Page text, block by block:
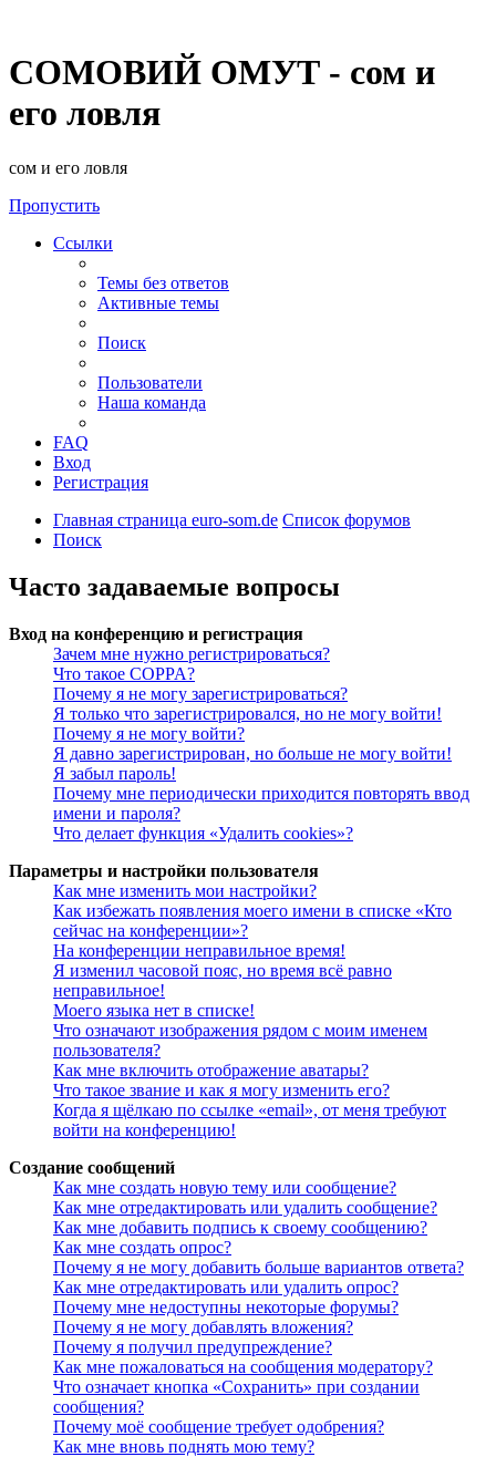
СОМОВИЙ ОМУТ - сом и
его ловля
сом и его ловля
Пропустить
Ссылки
Темы без ответов
Активные темы
Поиск
Пользователи
Наша команда
FAQ
Вход
Регистрация
Главная страница euro-som.de Список форумов
Поиск
Часто задаваемые вопросы
Вход на конференцию и регистрация
Зачем мне нужно регистрироваться?
Что такое COPPA?
Почему я не могу зарегистрироваться?
Я только что зарегистрировался, но не могу войти!
Почему я не могу войти?
Я давно зарегистрирован, но больше не могу войти!
Я забыл пароль!
Почему мне периодически приходится повторять ввод
имени и пароля?
Что делает функция «Удалить cookies»?
Параметры и настройки пользователя
Как мне изменить мои настройки?
Как избежать появления моего имени в списке «Кто
сейчас на конференции»?
На конференции неправильное время!
Я изменил часовой пояс, но время всё равно
неправильное!
Моего языка нет в списке!
Что означают изображения рядом с моим именем
пользователя?
Как мне включить отображение аватары?
Что такое звание и как я могу изменить его?
Когда я щёлкаю по ссылке «email», от меня требуют
войти на конференцию!
Создание сообщений
Как мне создать новую тему или сообщение?
Как мне отредактировать или удалить сообщение?
Как мне добавить подпись к своему сообщению?
Как мне создать опрос?
Почему я не могу добавить больше вариантов ответа?
Как мне отредактировать или удалить опрос?
Почему мне недоступны некоторые форумы?
Почему я не могу добавлять вложения?
Почему я получил предупреждение?
Как мне пожаловаться на сообщения модератору?
Что означает кнопка «Сохранить» при создании
сообщения?
Почему моё сообщение требует одобрения?
Как мне вновь поднять мою тему?